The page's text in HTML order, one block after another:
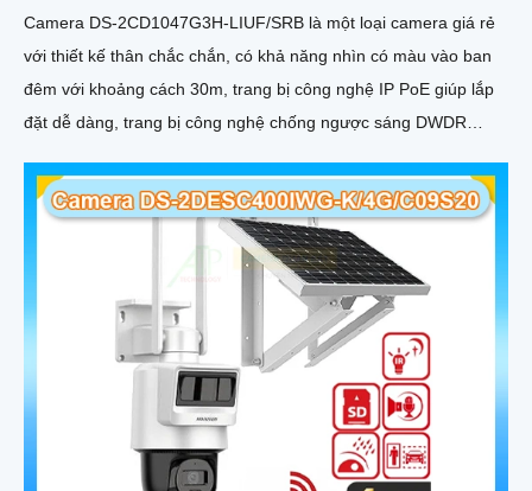
Camera DS-2CD1047G3H-LIUF/SRB là một loại camera giá rẻ
với thiết kế thân chắc chắn, có khả năng nhìn có màu vào ban
đêm với khoảng cách 30m, trang bị công nghệ IP PoE giúp lắp
đặt dễ dàng, trang bị công nghệ chống ngược sáng DWDR